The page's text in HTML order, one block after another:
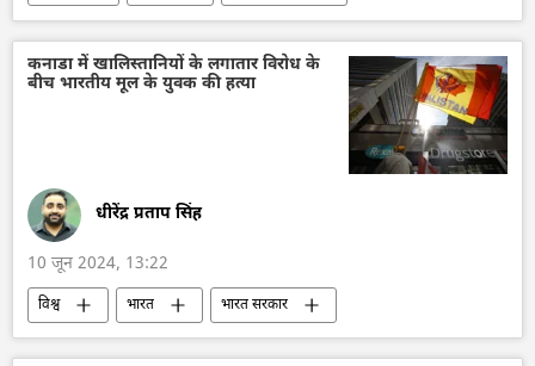
भारतीय सेना
ड्रोन
रक्षा-पंक्ति
रक्षा मंत्रालय (MoD)
रक्षा उत्पादों का निर्यात
राष्ट्रीय सुरक्षा
कनाडा में खालिस्तानियों के लगातार विरोध के
बीच भारतीय मूल के युवक की हत्या
धीरेंद्र प्रताप सिंह
10 जून 2024, 13:22
विश्व भारत
भारत सरकार
कनाडा
कनाडा के प्रधानमंत्री